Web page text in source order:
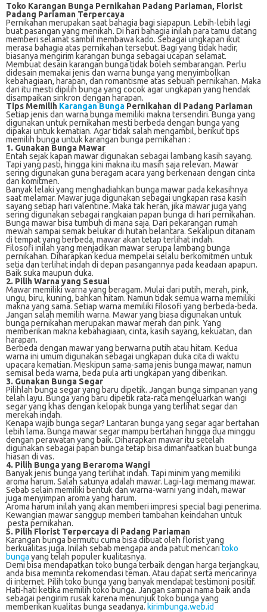
Toko Karangan Bunga Pernikahan Padang Pariaman, Florist
Padang Pariaman Terpercaya
Pernikahan merupakan saat bahagia bagi siapapun. Lebih-lebih lagi
buat pasangan yang menikah. Di hari bahagia inilah para tamu datang
memberi selamat sambil membawa kado. Sebagai ungkapan ikut
merasa bahagia atas pernikahan tersebut. Bagi yang tidak hadir,
biasanya mengirim karangan bunga sebagai ucapan selamat.
Membuat desain karangan bunga tidak boleh sembarangan. Perlu
didesain memakai jenis dan warna bunga yang menyimbolkan
kebahagiaan, harapan, dan romantisme atas sebuah pernikahan. Maka
dari itu mesti dipilih bunga yang cocok agar ungkapan yang hendak
disampaikan sinkron dengan harapan.
Tips Memilih Karangan Bunga Pernikahan di Padang Pariaman
Setiap jenis dan warna bunga memiliki makna tersendiri. Bunga yang
digunakan untuk pernikahan mesti berbeda dengan bunga yang
dipakai untuk kematian. Agar tidak salah mengambil, berikut tips
memilih bunga untuk karangan bunga pernikahan :
1. Gunakan Bunga Mawar
Entah sejak kapan mawar digunakan sebagai lambang kasih sayang.
Tapi yang pasti, hingga kini makna itu masih saja relevan. Mawar
sering digunakan guna beragam acara yang berkenaan dengan cinta
dan komitmen.
Banyak lelaki yang menghadiahkan bunga mawar pada kekasihnya
saat melamar. Mawar juga digunakan sebagai ungkapan rasa kasih
sayang setiap hari valentine. Maka tak heran, jika mawar juga yang
sering digunakan sebagai rangkaian papan bunga di hari pernikahan.
Bunga mawar bisa tumbuh di mana saja. Dari pekarangan rumah
mewah sampai semak belukar di hutan belantara. Sekalipun ditanam
di tempat yang berbeda, mawar akan tetap terlihat indah.
Filosofi inilah yang menjadikan mawar serupa lambang bunga
pernikahan. Diharapkan kedua mempelai selalu berkomitmen untuk
setia dan terlihat indah di depan pasangannya pada keadaan apapun.
Baik suka maupun duka.
2. Pilih Warna yang Sesuai
Mawar memiliki warna yang beragam. Mulai dari putih, merah, pink,
ungu, biru, kuning, bahkan hitam. Namun tidak semua warna memiliki
makna yang sama. Setiap warna memiliki filosofi yang berbeda-beda.
Jangan salah memilih warna. Mawar yang biasa digunakan untuk
bunga pernikahan merupakan mawar merah dan pink. Yang
memberikan makna kebahagiaan, cinta, kasih sayang, kekuatan, dan
harapan.
Berbeda dengan mawar yang berwarna putih atau hitam. Kedua
warna ini umum digunakan sebagai ungkapan duka cita di waktu
upacara kematian. Meskipun sama-sama jenis bunga mawar, namun
semisal beda warna, beda pula arti ungkapan yang diberikan.
3. Gunakan Bunga Segar
Pilihlah bunga segar yang baru dipetik. Jangan bunga simpanan yang
telah layu. Bunga yang baru dipetik rata-rata mengeluarkan wangi
segar yang khas dengan kelopak bunga yang terlihat segar dan
merekah indah.
Kenapa wajib bunga segar? Lantaran bunga yang segar agar bertahan
lebih lama. Bunga mawar segar mampu bertahan hingga dua minggu
dengan perawatan yang baik. Diharapkan mawar itu setelah
digunakan sebagai papan bunga tetap bisa dimanfaatkan buat bunga
hiasan di vas.
4. Pilih Bunga yang Beraroma Wangi
Banyak jenis bunga yang terlihat indah. Tapi minim yang memiliki
aroma harum. Salah satunya adalah mawar. Lagi-lagi memang mawar.
Sebab selain memiliki bentuk dan warna-warni yang indah, mawar
juga menyimpan aroma yang harum.
Aroma harum inilah yang akan memberi impresi special bagi penerima.
Kewangian mawar sanggup memberi tambahan keindahan untuk
pesta pernikahan.
5. Pilih Florist Terpercaya di Padang Pariaman
Karangan bunga bermutu cuma bisa dibuat oleh florist yang
berkualitas juga. Inilah sebab mengapa anda patut mencari toko
bunga yang telah populer kualitasnya.
Demi bisa mendapatkan toko bunga terbaik dengan harga terjangkau,
anda bisa meminta rekomendasi teman. Atau dapat serta mencarinya
di internet. Pilih toko bunga yang banyak mendapat testimoni positif.
Hati-hati ketika memilih toko bunga. Jangan sampai nama baik anda
sebagai pengirim rusak karena menunjuk toko bunga yang
memberikan kualitas bunga seadanya. kirimbunga.web.id